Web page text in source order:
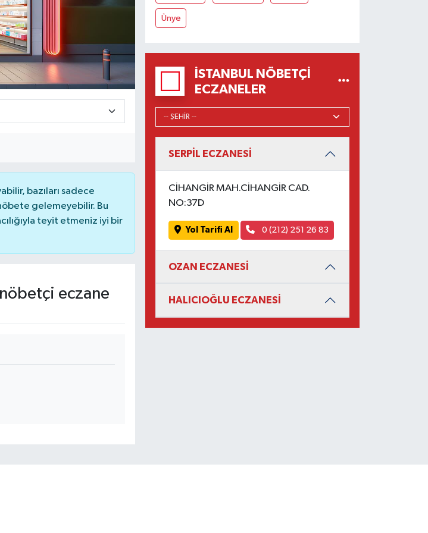
bazıları sadece
gelemeyebilir. Bu
teyit etmeniz iyi bir
eczane
Ünye
İSTANBUL NÖBETÇI
ECZANELER
SERPİL ECZANESİ
CİHANGİR MAH.CİHANGİR CAD.
NO:37D
Yol Tarifi Al 0 (212) 251 26 83
OZAN ECZANESİ
HALICIOĞLU ECZANESİ